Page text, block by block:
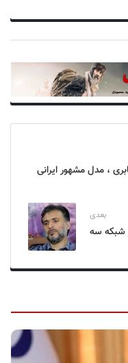
، مدل مشهور ایرانی
بعدی
شبکه سه